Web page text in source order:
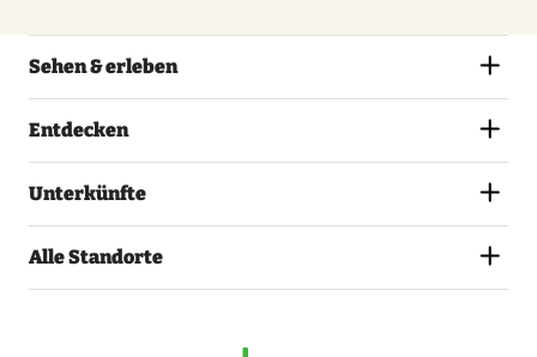
Sehen & erleben
Entdecken
Unterkünfte
Alle Standorte